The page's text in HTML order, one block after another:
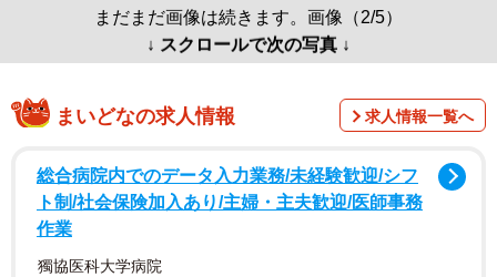
まだまだ画像は続きます。画像（2/5）
↓ スクロールで次の写真 ↓
まいどなの求人情報 求人情報一覧へ
総合病院内でのデータ入力業務/未経験歓迎/シフ
ト制/社会保険加入あり/主婦・主夫歓迎/医師事務
作業
獨協医科大学病院